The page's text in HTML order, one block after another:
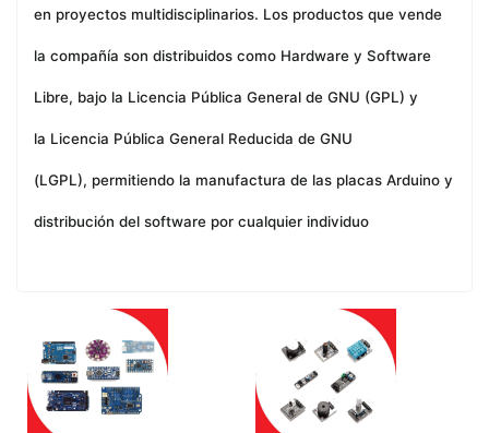
en proyectos multidisciplinarios. Los productos que vende
la compañía son distribuidos como Hardware y Software
Libre, bajo la Licencia Pública General de GNU (GPL) y
la Licencia Pública General Reducida de GNU
(LGPL), permitiendo la manufactura de las placas Arduino y
distribución del software por cualquier individuo